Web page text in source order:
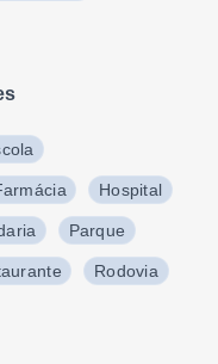
Hospital
Parque
Rodovia